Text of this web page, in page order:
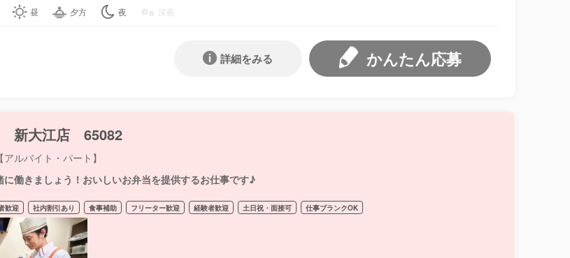
昼 夕方 夜 深夜
かんたん応募
詳細をみる
新大江店 65082
ルバイト・パート】
に働きましょう！おいしいお弁当を提供するお仕事です♪
歓迎 社内割引あり 食事補助 フリーター歓迎 経験者歓迎 土日祝・面接可 仕事ブランクOK